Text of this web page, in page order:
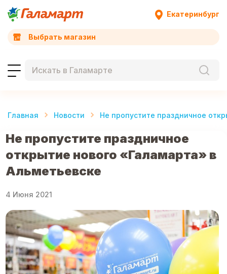
Екатеринбург
Выбрать магазин
Главная Новости Не пропустите праздничное
Не пропустите праздничное
открытие нового «Галамарта» в
Альметьевске
4 Июня 2021